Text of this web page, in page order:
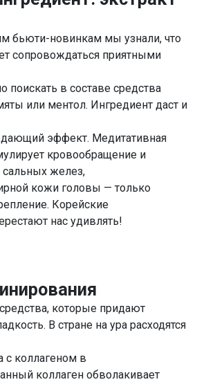
бьюти-новинкам мы узнали, что
сопровождаться приятными
поискать в составе средства
или ментол. Ингредиент даст и
эффект. Медитативная
кровообращение и
сальных желез,
кожи головы — только
Корейские
нас удивлять!
которые придают
В стране на ура расходятся
с коллагеном в
коллаген обволакивает